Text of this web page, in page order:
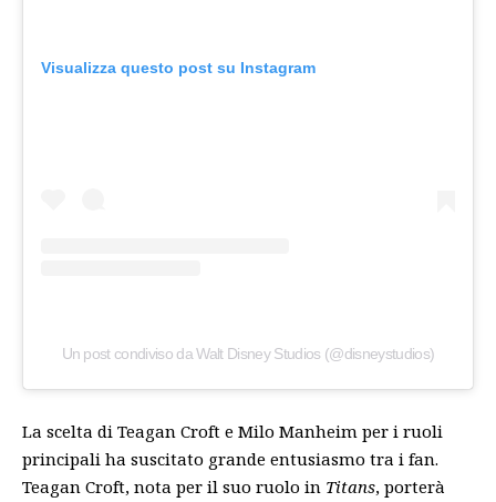
Visualizza questo post su Instagram
Un post condiviso da Walt Disney Studios (@disneystudios)
La scelta di Teagan Croft e Milo Manheim per i ruoli
principali ha suscitato grande entusiasmo tra i fan.
Teagan Croft, nota per il suo ruolo in Titans, porterà